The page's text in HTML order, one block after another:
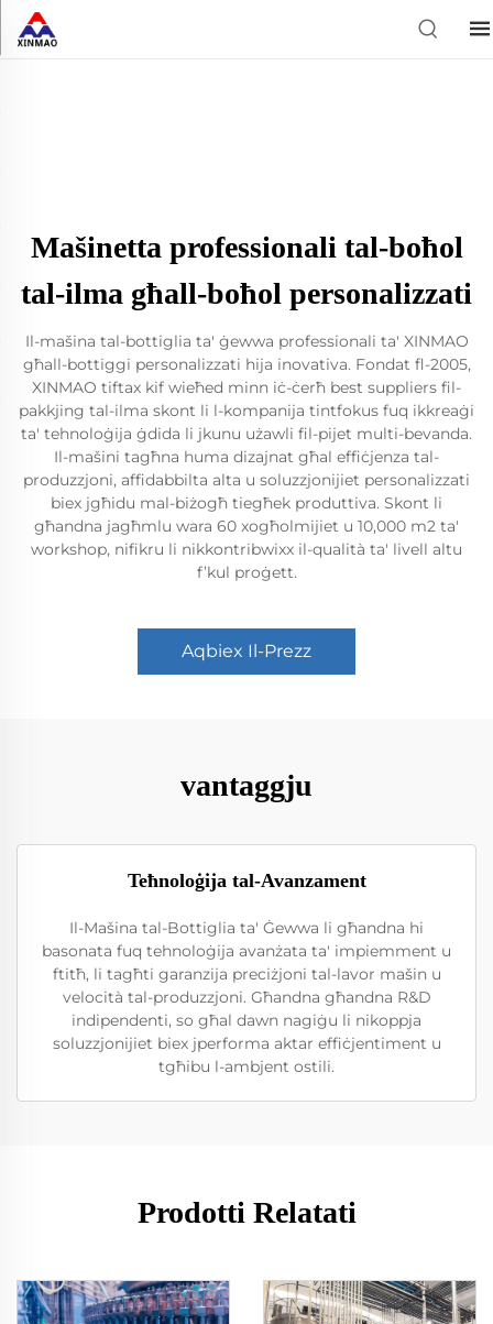
Mašinetta professionali tal-boħol
tal-ilma għall-boħol personalizzati
Il-mašina tal-bottiglia ta' ġewwa professionali ta' XINMAO
għall-bottiggi personalizzati hija inovativa. Fondat fl-2005,
XINMAO tiftax kif wieħed minn iċ-ċerħ best suppliers fil-
pakkjing tal-ilma skont li l-kompanija tintfokus fuq ikkreaġi
ta' tehnoloġija ġdida li jkunu użawli fil-pijet multi-bevanda.
Il-mašini tagħna huma dizajnat għal effiċjenza tal-
produzzjoni, affidabbilta alta u soluzzjonijiet personalizzati
biex jgħidu mal-biżogħ tiegħek produttiva. Skont li
għandna jagħmlu wara 60 xogħolmijiet u 10,000 m2 ta'
workshop, nifikru li nikkontribwixx il-qualità ta' livell altu
f’kul proġett.
Aqbiex Il-Prezz
vantaggju
Teħnoloġija tal-Avanzament
Il-Mašina tal-Bottiglia ta' Ġewwa li għandna hi
basonata fuq tehnoloġija avanżata ta' impiemment u
ftitħ, li tagħti garanzija preciżjoni tal-lavor mašin u
velocità tal-produzzjoni. Għandna għandna R&D
indipendenti, so għal dawn nagiġu li nikoppja
soluzzjonijiet biex jperforma aktar effiċjentiment u
tgħibu l-ambjent ostili.
Prodotti Relatati